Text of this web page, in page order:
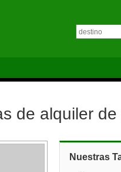
de alquiler
Nuestras